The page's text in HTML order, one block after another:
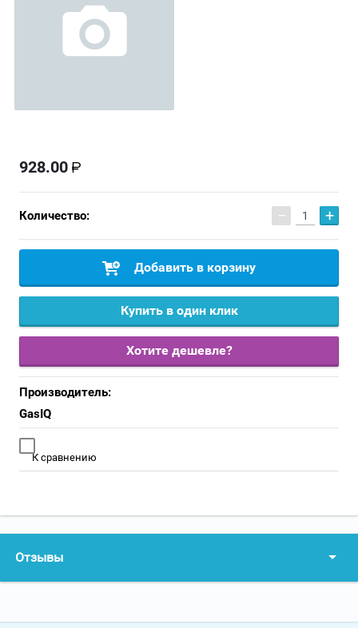
928.00
Количество: − +
Добавить в корзину
Купить в один клик
Хотите дешевле?
Производитель:
GasIQ
К сравнению
Отзывы